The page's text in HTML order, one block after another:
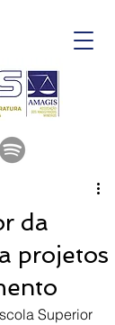
da
projetos
Superior